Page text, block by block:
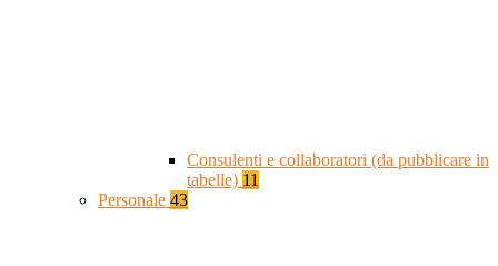
Consulenti e collaboratori (da pubblicare in
tabelle) 11
Personale 43